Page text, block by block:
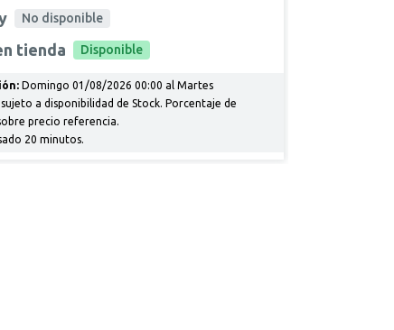
No disponible
tienda Disponible
Domingo 01/08/2026 00:00 al Martes
a disponibilidad de Stock. Porcentaje de
precio referencia.
20 minutos.